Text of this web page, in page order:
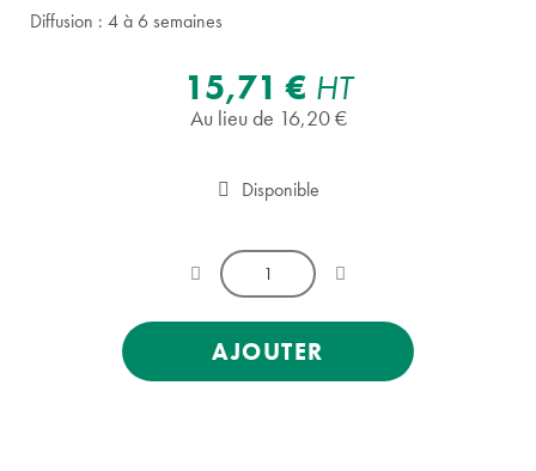
Diffusion : 4 à 6 semaines
15,71 € HT
Au lieu de 16,20 €
Disponible
AJOUTER